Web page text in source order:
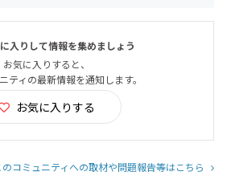
入りして情報を集めましょう
お気に入りすると、
ティの最新情報を通知します。
お気に入りする
のコミュニティへの取材や問題報告等はこちら